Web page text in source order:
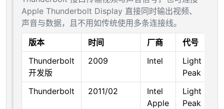
Apple Thunderbolt Display 直接同时输出视频、
声音与数据，且不用如传统使用多条连接线。
版本
时间 厂商 代号
Thunderbolt
开发版
2009 Intel
Light
Peak
Thunderbolt
2011/02
Intel
Apple
Light
Peak